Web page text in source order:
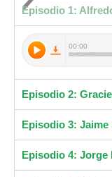
Episodio 1:
Episodio 2:
Episodio 3: Jaime
Episodio 4: Jorge